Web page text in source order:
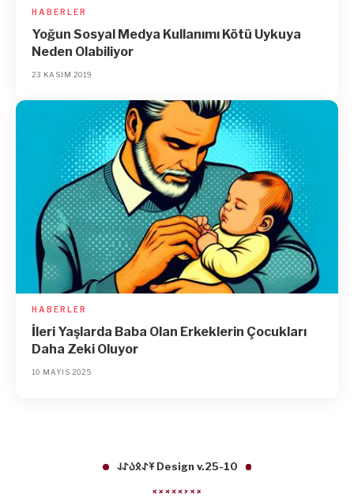
HABERLER
Yoğun Sosyal Medya Kullanımı Kötü Uykuya
Neden Olabiliyor
23 KASIM 2019
HABERLER
İleri Yaşlarda Baba Olan Erkeklerin Çocukları
Daha Zeki Oluyor
10 MAYIS 2025
𐱁𐰀𐰋𐰉𐰀𐰞 Design v.25-10